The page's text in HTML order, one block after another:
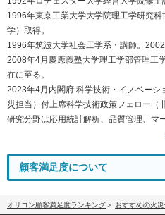
1996年東京工業大学大学院理工学研究
学）取得。
1996年筑波大学社会工学系・講師。2002
2008年4月慶應義塾大学理工学部管理工
在に至る。
2023年4月内閣府 科学技術・イノベー
災担当）付上席科学技術政策フェロー（
研究分野は応用統計解析、品質管理、マ
顧客満足度について
オリコン顧客満足度ランキング おすすめの火